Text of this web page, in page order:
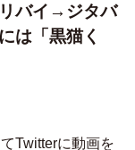
バイ→ジタバ
は「黒猫く
Twitterに動画を